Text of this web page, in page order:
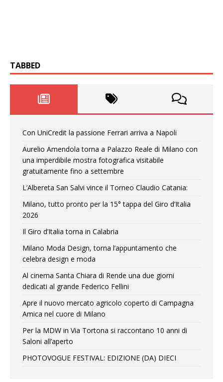
TABBED
Con UniCredit la passione Ferrari arriva a Napoli
Aurelio Amendola torna a Palazzo Reale di Milano con
una imperdibile mostra fotografica visitabile
gratuitamente fino a settembre
L’Albereta San Salvi vince il Torneo Claudio Catania:
Milano, tutto pronto per la 15° tappa del Giro d’Italia
2026
Il Giro d’Italia torna in Calabria
Milano Moda Design, torna l’appuntamento che
celebra design e moda
Al cinema Santa Chiara di Rende una due giorni
dedicati al grande Federico Fellini
Apre il nuovo mercato agricolo coperto di Campagna
Amica nel cuore di Milano
Per la MDW in Via Tortona si raccontano 10 anni di
Saloni all’aperto
PHOTOVOGUE FESTIVAL: EDIZIONE (DA) DIECI